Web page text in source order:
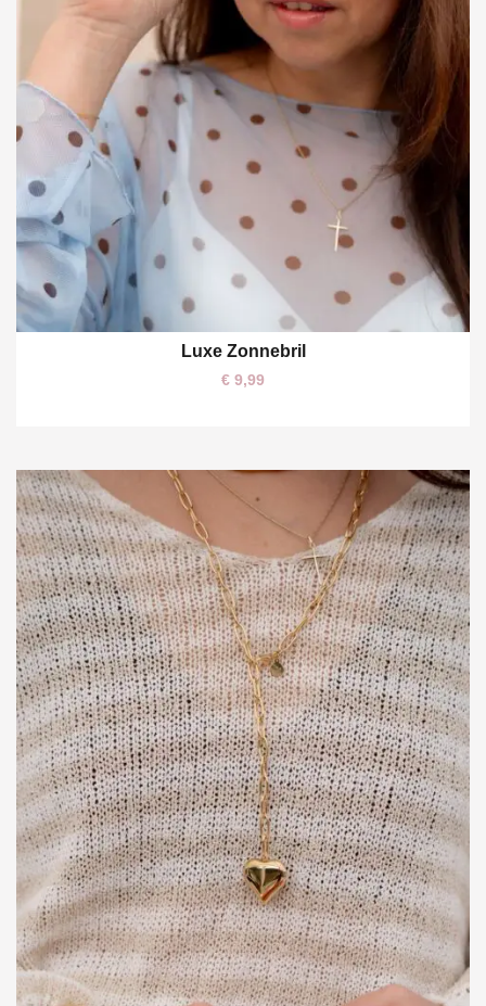
Luxe Zonnebril
€ 9,99